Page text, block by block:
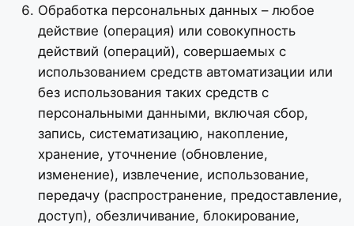
Обработка персональных данных – любое
действие (операция) или совокупность
действий (операций), совершаемых с
использованием средств автоматизации или
без использования таких средств с
персональными данными, включая сбор,
запись, систематизацию, накопление,
хранение, уточнение (обновление,
изменение), извлечение, использование,
передачу (распространение, предоставление,
доступ), обезличивание, блокирование,